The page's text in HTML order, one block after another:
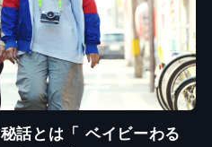
話とは「 ベイビーわる